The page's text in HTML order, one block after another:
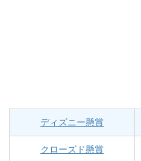
ディズニー懸賞
クローズド懸賞